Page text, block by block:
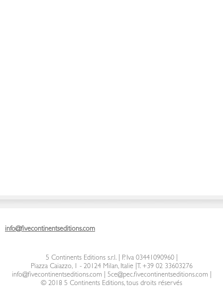
info@fivecontinentseditions.com
5 Continents Editions s.r.l.| P. Iva 03441090960 |
Piazza Caiazzo, 1 - 20124 Milan, Italie
T. +39 02 33603276
info@fivecontinentseditions.com
5ce@pec.fivecontinentseditions.com
© 2018 5 Continents Editions, tous droits réservés